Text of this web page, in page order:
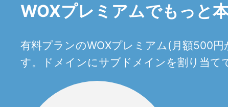
WOXプレミアムでもっと
有料プランのWOXプレミアム(月額500
す。ドメインにサブドメインを割り当て